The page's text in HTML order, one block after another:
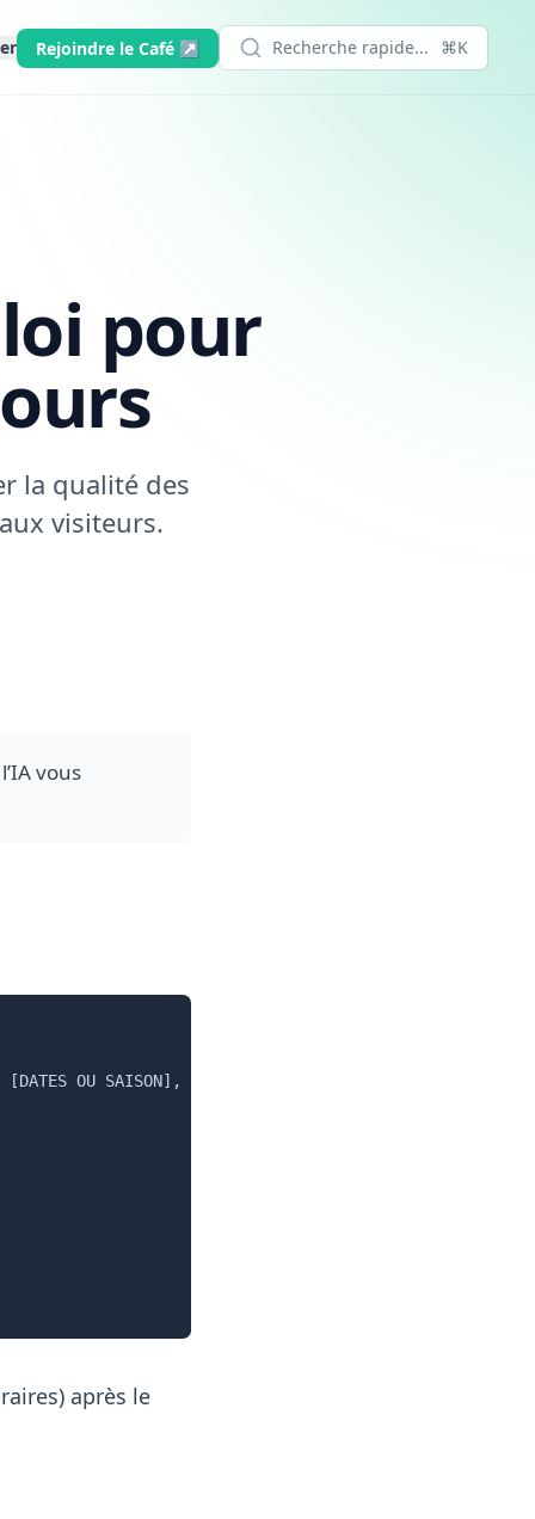
Rejoindre le Café ↗ Recherche rapide... ⌘K
pour
la qualité des
visiteurs.
vous
OU SAISON], avec un rythme [RYTHME] et ces
après le